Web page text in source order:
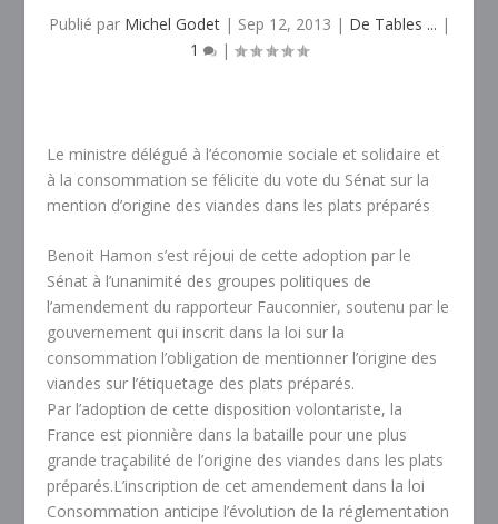
Publié par Michel Godet| Sep 12, 2013 | De Tables ... |
1
|
Le ministre délégué à l’économie sociale et solidaire et
à la consommation se félicite du vote du Sénat sur la
mention d’origine des viandes dans les plats préparés
Benoit Hamon s’est réjoui de cette adoption par le
Sénat à l’unanimité des groupes politiques de
l’amendement du rapporteur Fauconnier, soutenu par le
gouvernement qui inscrit dans la loi sur la
consommation l’obligation de mentionner l’origine des
viandes sur l’étiquetage des plats préparés.
Par l’adoption de cette disposition volontariste, la
France est pionnière dans la bataille pour une plus
grande traçabilité de l’origine des viandes dans les plats
préparés.L’inscription de cet amendement dans la loi
Consommation anticipe l’évolution de la réglementation